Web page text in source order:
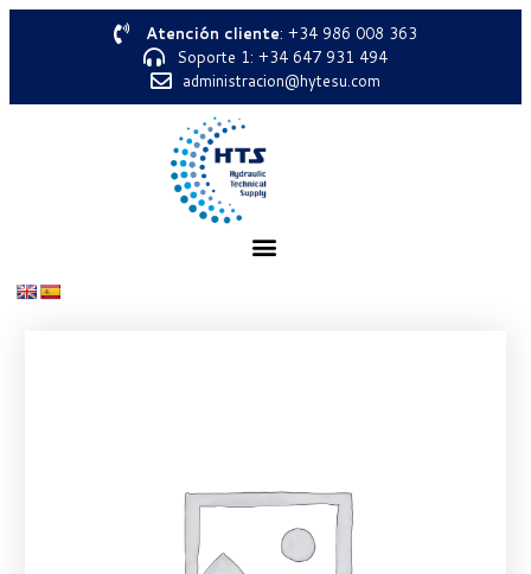
Atención cliente: +34 986 008 363
Soporte 1: +34 647 931 494
administracion@hytesu.com